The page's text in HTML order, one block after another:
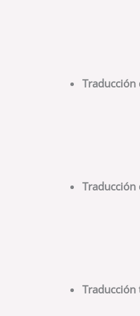
Traducción
Traducción
Traducción